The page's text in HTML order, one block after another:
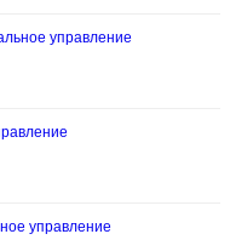
управление
управление